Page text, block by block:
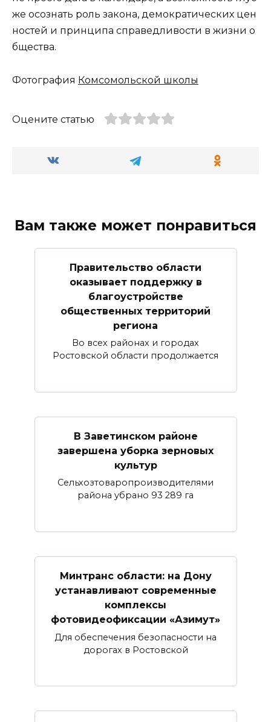
же осознать роль закона, демократических цен
ностей и принципа справедливости в жизни о
бщества.
Фотография Комсомольской школы
Оцените статью
Вам также может понравиться
Правительство области
оказывает поддержку в
благоустройстве
общественных территорий
региона
Во всех районах и городах
Ростовской области продолжается
В Заветинском районе
завершена уборка зерновых
культур
Сельхозтоваропроизводителями
района убрано 93 289 га
Минтранс области: на Дону
устанавливают современные
комплексы
фотовидеофиксации «Азимут»
Для обеспечения безопасности на
дорогах в Ростовской